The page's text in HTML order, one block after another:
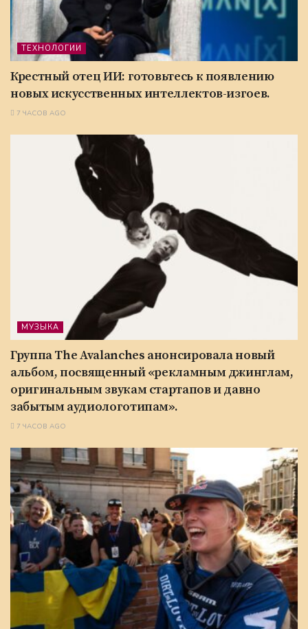
ТЕХНОЛОГИИ
Крестный отец ИИ: готовьтесь к появлению
новых искусственных интеллектов-изгоев.
7 ЧАСОВ AGO
МУЗЫКА
Группа The Avalanches анонсировала новый
альбом, посвященный «рекламным джинглам,
оригинальным звукам стартапов и давно
забытым аудиологотипам».
7 ЧАСОВ AGO